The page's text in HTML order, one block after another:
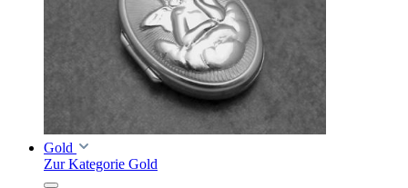
Gold
Zur Kategorie Gold